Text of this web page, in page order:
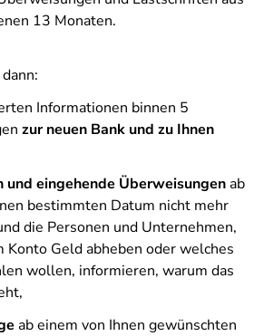
13 Monaten.
Informationen binnen 5
zur neuen Bank und zu Ihnen
und eingehende Überweisungenab
bestimmten Datum nicht mehr
die Personen und Unternehmen,
Konto Geld abheben oder welches
wollen, informieren, warum das
ab einem von Ihnen gewünschten